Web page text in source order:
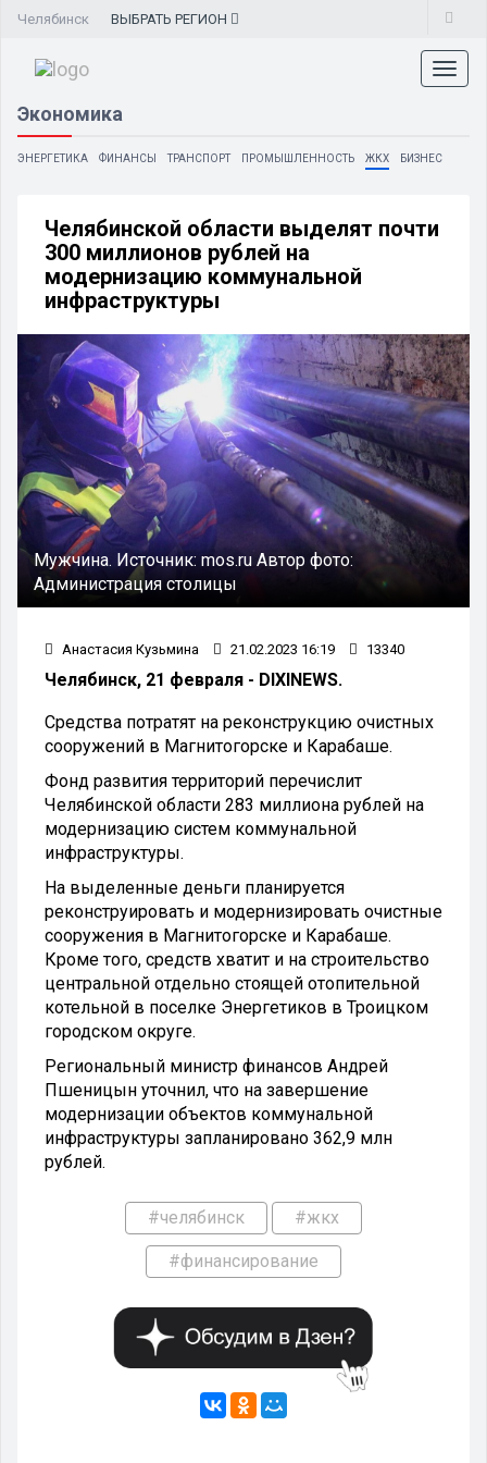
Челябинск ВЫБРАТЬ РЕГИОН
Экономика
ЭНЕРГЕТИКА ФИНАНСЫ ТРАНСПОРТ ПРОМЫШЛЕННОСТЬ ЖКХ БИЗНЕС
Челябинской области выделят почти
300 миллионов рублей на
модернизацию коммунальной
инфраструктуры
Мужчина. Источник: mos.ru Автор фото:
Администрация столицы
Анастасия Кузьмина 21.02.2023 16:19 13340
Челябинск, 21 февраля - DIXINEWS.
Средства потратят на реконструкцию очистных
сооружений в Магнитогорске и Карабаше.
Фонд развития территорий перечислит
Челябинской области 283 миллиона рублей на
модернизацию систем коммунальной
инфраструктуры.
На выделенные деньги планируется
реконструировать и модернизировать очистные
сооружения в Магнитогорске и Карабаше.
Кроме того, средств хватит и на строительство
центральной отдельно стоящей отопительной
котельной в поселке Энергетиков в Троицком
городском округе.
Региональный министр финансов Андрей
Пшеницын уточнил, что на завершение
модернизации объектов коммунальной
инфраструктуры запланировано 362,9 млн
рублей.
#челябинск #жкх
#финансирование